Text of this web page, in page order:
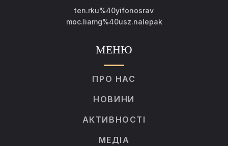
ten.rku%40yifonosrav
moc.liamg%40usz.nalepak
МЕНЮ
ПРО НАС
НОВИНИ
АКТИВНОСТІ
МЕДІА